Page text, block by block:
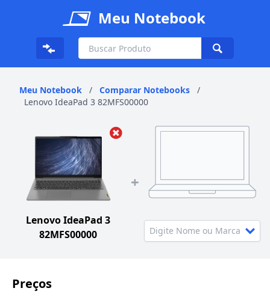
Meu Notebook
Meu Notebook / Comparar Notebooks
/
Lenovo IdeaPad 3 82MFS00000
Lenovo IdeaPad 3
82MFS00000
+
Preços